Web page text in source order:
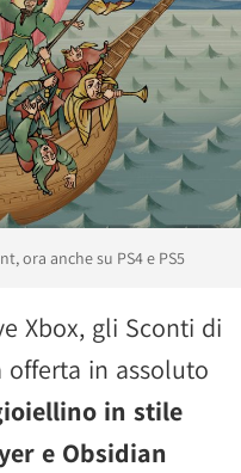
ora anche su PS4 e PS5
Xbox, gli Sconti di
offerta in assoluto
in stile
e Obsidian